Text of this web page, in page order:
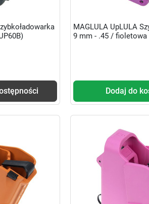
MAGLULA UpLULA
9 mm - .45 / fioletowa
Dodaj do